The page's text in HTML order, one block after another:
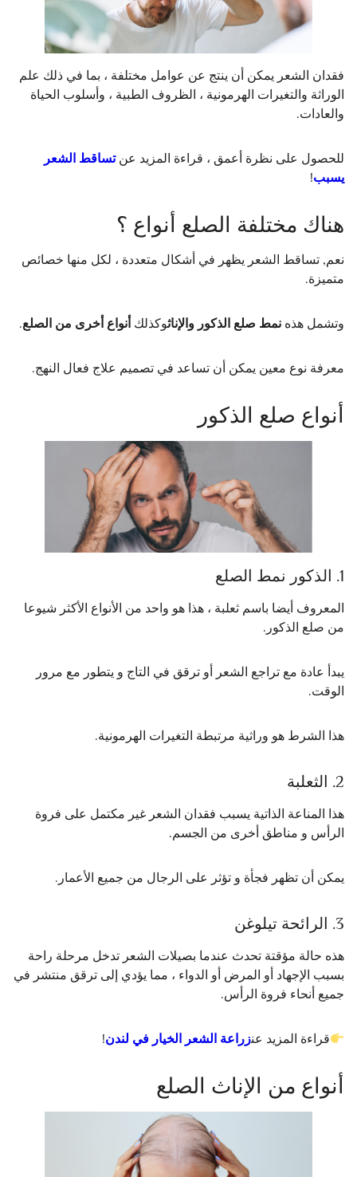
فقدان الشعر يمكن أن ينتج عن عوامل مختلفة ، بما في ذلك علم
الوراثة والتغيرات الهرمونية ، الظروف الطبية ، وأسلوب الحياة
والعادات.
للحصول على نظرة أعمق ، قراءة المزيد عنتساقط الشعر
يسبب!
هناك مختلفة الصلع أنواع ؟
نعم, تساقط الشعر يظهر في أشكال متعددة ، لكل منها خصائص
متميزة.
وتشمل هذه نمط صلع الذكور والإناثوكذلك أنواع أخرى من الصلع.
معرفة نوع معين يمكن أن تساعد في تصميم علاج فعال النهج.
أنواع صلع الذكور
1. الذكور نمط الصلع
المعروف أيضا باسم ثعلبة ، هذا هو واحد من الأنواع الأكثر شيوعا
من صلع الذكور.
يبدأ عادة مع تراجع الشعر أو ترقق في التاج و يتطور مع مرور
الوقت.
هذا الشرط هو وراثية مرتبطة التغيرات الهرمونية.
2. الثعلبة
هذا المناعة الذاتية يسبب فقدان الشعر غير مكتمل على فروة
الرأس و مناطق أخرى من الجسم.
يمكن أن تظهر فجأة و تؤثر على الرجال من جميع الأعمار.
3. الرائحة تيلوغن
هذه حالة مؤقتة تحدث عندما بصيلات الشعر تدخل مرحلة راحة
بسبب الإجهاد أو المرض أو الدواء ، مما يؤدي إلى ترقق منتشر في
جميع أنحاء فروة الرأس.
قراءة المزيد عنزراعة الشعر الخيار في لندن!
أنواع من الإناث الصلع